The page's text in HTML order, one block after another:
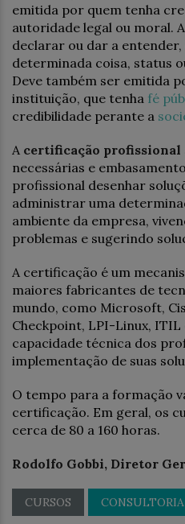
emitida por quem tenha
autoridade legal ou moral.
declarar ou dar a
determinada coisa, status
Deve também ser emitida
instituição, que tenha fé
credibilidade perante a
A certificação profissional
necessárias e
profissional desenhar
administrar uma
ambiente da empresa,
problemas e sugerindo
A certificação é um
maiores fabricantes de
mundo, como Microsoft,
Checkpoint, LPI-Linux,
capacidade técnica dos
implementação de suas
O tempo para a formação
certificação. Em geral, os
cerca de 80 a 160 horas.
Rodolfo Gobbi, Diretor
CURSOS CONSULTORIA